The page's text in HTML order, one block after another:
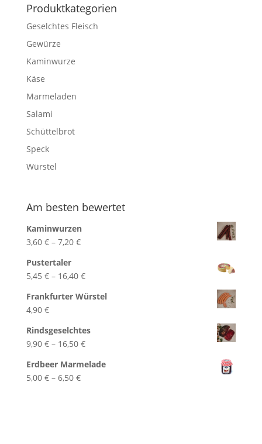
Produktkategorien
Geselchtes Fleisch
Gewürze
Kaminwurze
Käse
Marmeladen
Salami
Schüttelbrot
Speck
Würstel
Am besten bewertet
Kaminwurzen
3,60 € – 7,20 €Preisspanne:
7,20 €
Pustertaler
5,45 € – 16,40 €Preisspanne:
bis
Frankfurter Würstel
4,90 €
Rindsgeselchtes
9,90 € – 16,50 €Preisspanne:
bis
Erdbeer Marmelade
5,00 € – 6,50 €Preisspanne: